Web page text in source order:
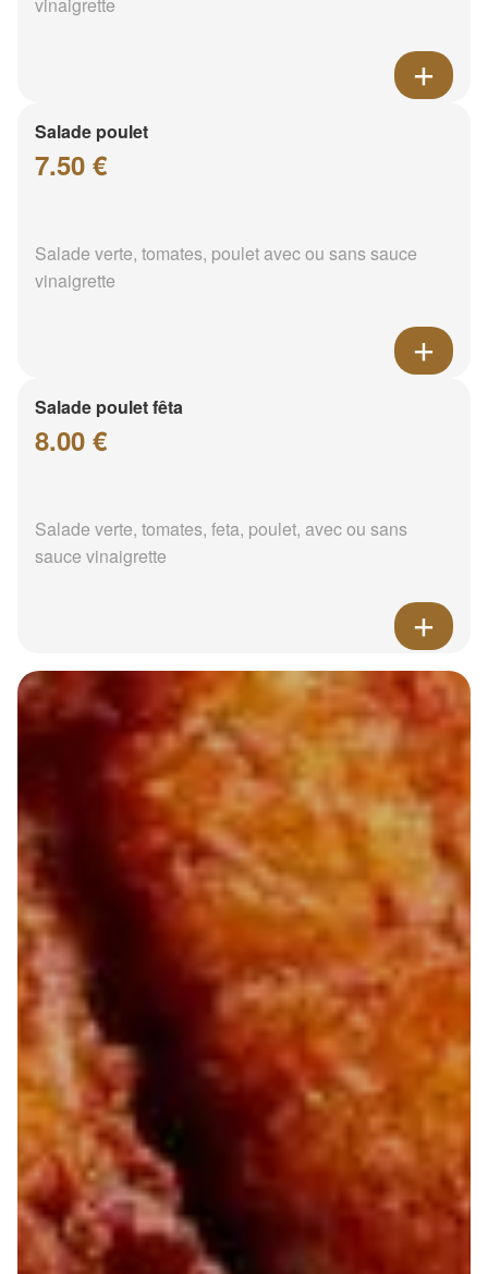
Salade poulet
7.50 €
Salade verte, tomates, poulet avec ou sans sauce
vinaigrette
Salade poulet fêta
8.00 €
Salade verte, tomates, feta, poulet, avec ou sans
sauce vinaigrette